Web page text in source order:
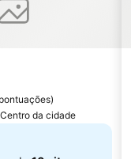
)
da cidade